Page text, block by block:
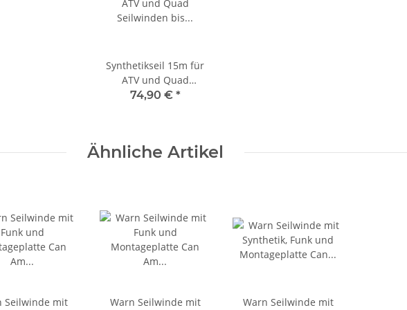
Synthetikseil 15m für
ATV und Quad
Seilwinden bis 4500er
74,90 € *
Ähnliche Artikel
Seilwinde mit Warn Seilwinde mit Warn Seilwinde mit